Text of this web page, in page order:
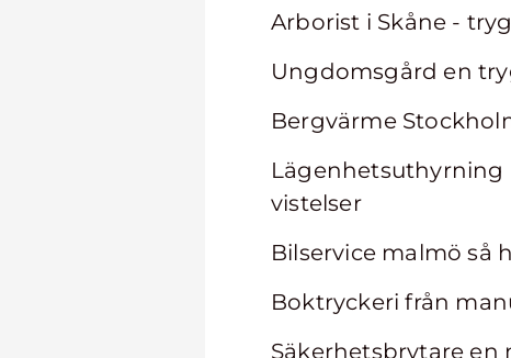
Arborist i Skåne -
Ungdomsgård en
Bergvärme
Lägenhetsuthyrning
vistelser
Bilservice malmö så
Boktryckeri från
Säkerhetsbrytare